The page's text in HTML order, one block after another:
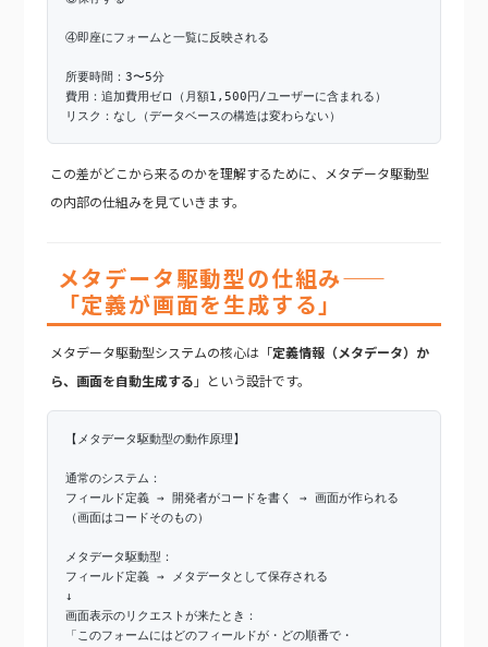
④即座にフォームと一覧に反映される
所要時間：3〜5分
費用：追加費用ゼロ（月額1,500円/ユーザーに含まれる）
リスク：なし（データベースの構造は変わらない）
この差がどこから来るのかを理解するために、メタデータ駆動型
の内部の仕組みを見ていきます。
メタデータ駆動型の仕組み——
「定義が画面を生成する」
メタデータ駆動型システムの核心は「定義情報（メタデータ）か
ら、画面を自動生成する 」という設計です。
【メタデータ駆動型の動作原理】
通常のシステム：
フィールド定義 → 開発者がコードを書く → 画面が作られる
（画面はコードそのもの）
メタデータ駆動型：
フィールド定義 → メタデータとして保存される
↓
画面表示のリクエストが来たとき：
「このフォームにはどのフィールドが・どの順番で・